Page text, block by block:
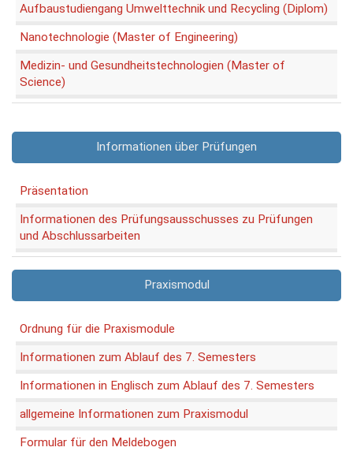
Aufbaustudiengang Umwelttechnik und Recycling (Diplom)
Nanotechnologie (Master of Engineering)
Medizin- und Gesundheitstechnologien (Master of
Science)
Informationen über Prüfungen
Präsentation
Informationen des Prüfungsausschusses zu Prüfungen
und Abschlussarbeiten
Praxismodul
Ordnung für die Praxismodule
Informationen zum Ablauf des 7. Semesters
Informationen in Englisch zum Ablauf des 7. Semesters
allgemeine Informationen zum Praxismodul
Formular für den Meldebogen